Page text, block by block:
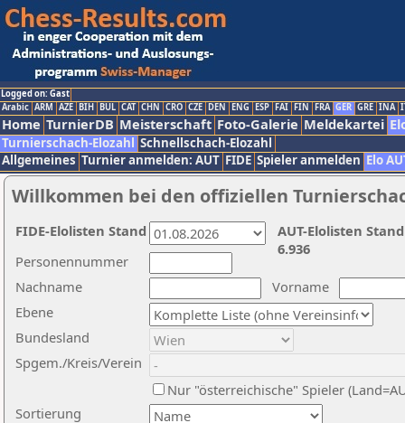
Logged on: Gast
Arabic ARM AZE BIH BUL CAT CHN CRO CZE DEN ENG ESP FAI FIN FRA GER GRE INA
Home TurnierDB Meisterschaft Foto-Galerie Meldekartei
Turnierschach-Elozahl Schnellschach-Elozahl
Allgemeines Turnier anmelden: AUT FIDE Spieler anmelden Elo
Willkommen bei den offiziellen
Nachname
Vorname
Ebene
Sortierung
Personennummer
Bundesland
Spgem./Kreis/Verein
Nur "österreichische" Spieler
AUT-Elolisten
6.936
FIDE-Elolisten Stand